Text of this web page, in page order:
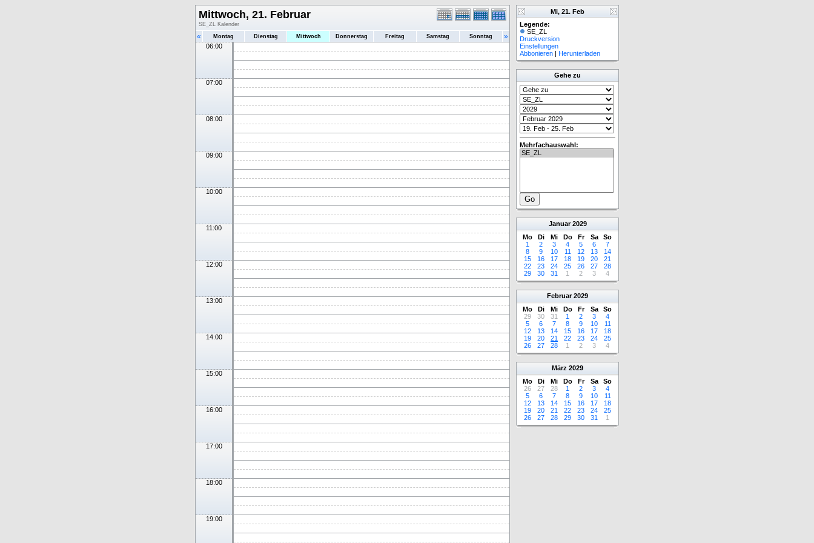
Mittwoch, 21. Februar
SE_ZL Kalender
« Montag Dienstag Mittwoch Donnerstag Freitag Samstag Sonntag »
06:00
07:00
08:00
09:00
10:00
11:00
12:00
13:00
14:00
15:00
16:00
17:00
18:00
19:00
Mi, 21. Feb
Legende:
SE_ZL
Druckversion
Einstellungen
Abbonieren | Herunterladen
Gehe zu
Mehrfachauswahl:
Januar 2029
Mo
Di Mi Do Fr Sa
So
1
2 3 4 5 6
7
8
9 10 11 12 13
14
15
16 17 18 19 20
21
22
23 24 25 26 27
28
29
30 31 1 2 3 4
Februar 2029
Mo
Di Mi Do Fr Sa
So
29
30 31 1 2 3
4
5
6 7 8 9 10
11
12
13 14 15 16 17
18
19
20 21 22 23 24
25
26
27 28 1 2 3 4
März 2029
Mo
Di Mi Do Fr Sa
So
26
27 28 1 2 3
4
5
6 7 8 9 10
11
12
13 14 15 16 17
18
19
20 21 22 23 24
25
26
27 28 29 30 31 1